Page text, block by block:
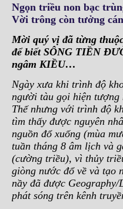
Ngọn triều non bạc
Vời trông còn tưởng
Mời quý vị đã từng
để biết SÔNG TIỀN
ngâm KIỀU…
Ngày xưa khi trình độ
người tàu gọi hiện tượng
Thế nhưng với trình độ
tìm thấy được nguyên
nguồn đổ xuống (mùa
tuần tháng 8 âm lịch và
(cường triều), vì thủy
giòng nước đổ về và tạo
nầy đã được
phát sóng trên kênh